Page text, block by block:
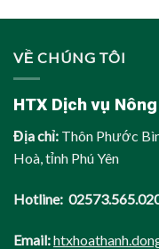
VỀ CHÚNG TÔI
HTX Dịch vụ
Địa chỉ: Thôn Phước
Hoà, tỉnh Phú Yên
Hotline:
Email: